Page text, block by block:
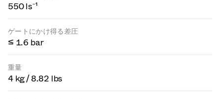
550 ls⁻¹
ゲートにかけ得る差圧
≤ 1.6 bar
重量
4 kg / 8.82 lbs